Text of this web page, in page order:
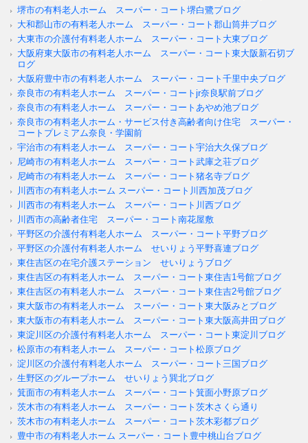
堺市の有料老人ホーム スーパー・コート堺白鷺ブログ
大和郡山市の有料老人ホーム スーパー・コート郡山筒井ブログ
大東市の介護付有料老人ホーム スーパー・コート大東ブログ
大阪府東大阪市の有料老人ホーム スーパー・コート東大阪新石切ブ
ログ
大阪府豊中市の有料老人ホーム スーパー・コート千里中央ブログ
奈良市の有料老人ホーム スーパー・コートjr奈良駅前ブログ
奈良市の有料老人ホーム スーパー・コートあやめ池ブログ
奈良市の有料老人ホーム・サービス付き高齢者向け住宅 スーパー・
コートプレミアム奈良・学園前
宇治市の有料老人ホーム スーパー・コート宇治大久保ブログ
尼崎市の有料老人ホーム スーパー・コート武庫之荘ブログ
尼崎市の有料老人ホーム スーパー・コート猪名寺ブログ
川西市の有料老人ホーム スーパー・コート川西加茂ブログ
川西市の有料老人ホーム スーパー・コート川西ブログ
川西市の高齢者住宅 スーパー・コート南花屋敷
平野区の介護付有料老人ホーム スーパー・コート平野ブログ
平野区の介護付有料老人ホーム せいりょう平野喜連ブログ
東住吉区の在宅介護ステーション せいりょうブログ
東住吉区の有料老人ホーム スーパー・コート東住吉1号館ブログ
東住吉区の有料老人ホーム スーパー・コート東住吉2号館ブログ
東大阪市の有料老人ホーム スーパー・コート東大阪みとブログ
東大阪市の有料老人ホーム スーパー・コート東大阪高井田ブログ
東淀川区の介護付有料老人ホーム スーパー・コート東淀川ブログ
松原市の有料老人ホーム スーパー・コート松原ブログ
淀川区の介護付有料老人ホーム スーパー・コート三国ブログ
生野区のグループホーム せいりょう巽北ブログ
箕面市の有料老人ホーム スーパー・コート箕面小野原ブログ
茨木市の有料老人ホーム スーパー・コート茨木さくら通り
茨木市の有料老人ホーム スーパー・コート茨木彩都ブログ
豊中市の有料老人ホーム スーパー・コート豊中桃山台ブログ